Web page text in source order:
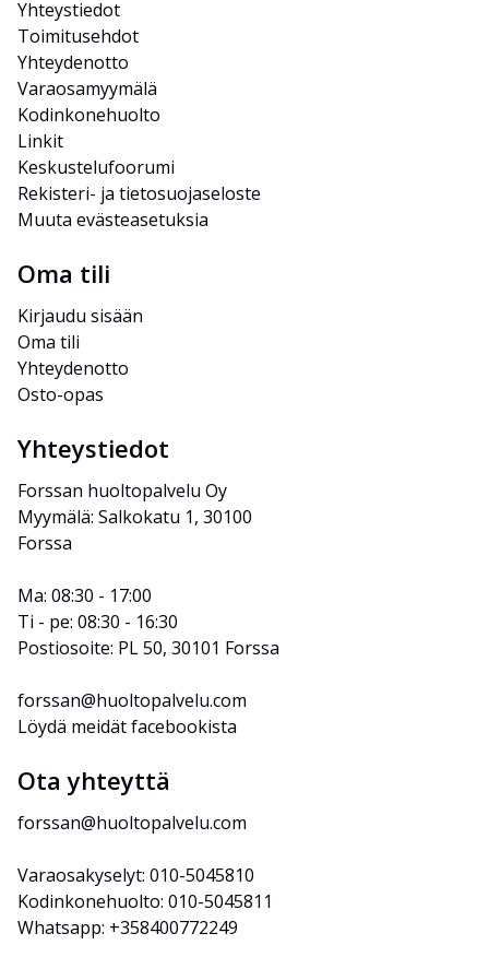
Yhteystiedot
Toimitusehdot
Yhteydenotto
Varaosamyymälä
Kodinkonehuolto
Linkit
Keskustelufoorumi
Rekisteri- ja tietosuojaseloste
Muuta evästeasetuksia
Oma tili
Kirjaudu sisään
Oma tili
Yhteydenotto
Osto-opas
Yhteystiedot
Forssan huoltopalvelu Oy
Myymälä: Salkokatu 1, 30100
Forssa
Ma: 08:30 - 17:00
Ti - pe: 08:30 - 16:30
Postiosoite: PL 50, 30101 Forssa
forssan@huoltopalvelu.com
Löydä meidät facebookista
Ota yhteyttä
forssan@huoltopalvelu.com
Varaosakyselyt: 010-5045810
Kodinkonehuolto: 010-5045811
Whatsapp: +358400772249